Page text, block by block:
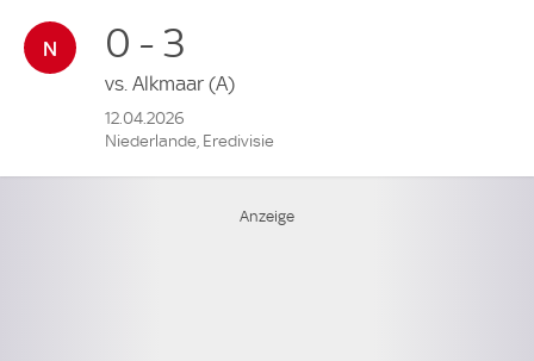
0 - 3
vs. Alkmaar (A)
12.04.2026
Niederlande, Eredivisie